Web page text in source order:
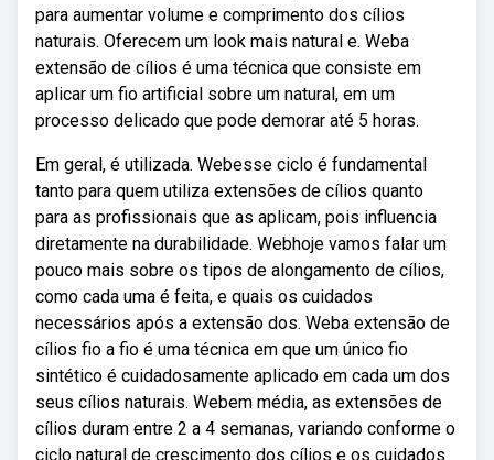
para aumentar volume e comprimento dos cílios
naturais. Oferecem um look mais natural e. Weba
extensão de cílios é uma técnica que consiste em
aplicar um fio artificial sobre um natural, em um
processo delicado que pode demorar até 5 horas.
Em geral, é utilizada. Webesse ciclo é fundamental
tanto para quem utiliza extensões de cílios quanto
para as profissionais que as aplicam, pois influencia
diretamente na durabilidade. Webhoje vamos falar um
pouco mais sobre os tipos de alongamento de cílios,
como cada uma é feita, e quais os cuidados
necessários após a extensão dos. Weba extensão de
cílios fio a fio é uma técnica em que um único fio
sintético é cuidadosamente aplicado em cada um dos
seus cílios naturais. Webem média, as extensões de
cílios duram entre 2 a 4 semanas, variando conforme o
ciclo natural de crescimento dos cílios e os cuidados